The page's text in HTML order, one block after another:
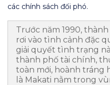
các chính sách đối phó.
Trước năm 1990,
rơi vào tình cảnh đặc
giải quyết tình trạng
thành phố tài chính,
toàn mới, hoành tráng
là Makati nằm trong